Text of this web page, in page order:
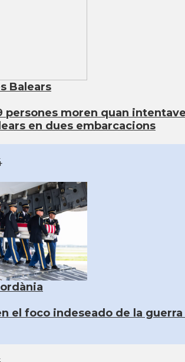
Balears
persones moren quan
en dues embarcacions
el foco indeseado de la